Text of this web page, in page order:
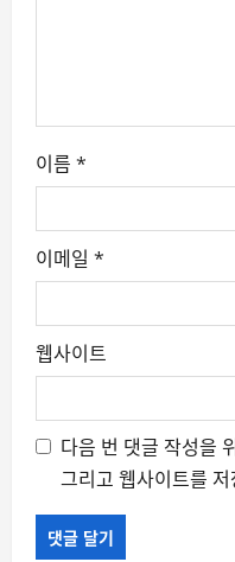
이름 *
이메일 *
웹사이트
다음 번 댓글 작성을
그리고 웹사이트를